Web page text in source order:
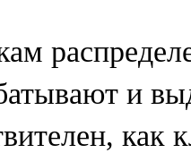
и
как